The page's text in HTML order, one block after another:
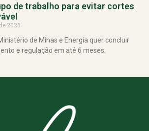
de trabalho para evitar cortes
2025
de Minas e Energia quer concluir
e regulação em até 6 meses.